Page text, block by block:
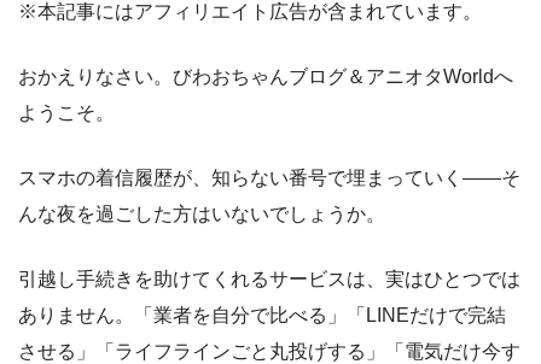
※本記事にはアフィリエイト広告が含まれています。
おかえりなさい。びわおちゃんブログ＆アニオタWorldへ
ようこそ。
スマホの着信履歴が、知らない番号で埋まっていく――そ
んな夜を過ごした方はいないでしょうか。
引越し手続きを助けてくれるサービスは、実はひとつでは
ありません。「業者を自分で比べる」「LINEだけで完結
させる」「ライフラインごと丸投げする」「電気だけ今す